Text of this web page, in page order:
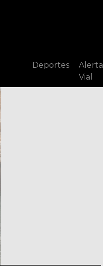
Deportes
Alerta
Vial